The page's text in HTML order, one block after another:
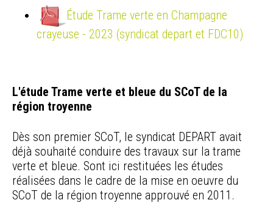
Étude Trame verte en Champagne
crayeuse - 2023 (syndicat depart et FDC10)
L'étude Trame verte et bleue du SCoT de la
région troyenne
Dès son premier SCoT, le syndicat DEPART avait
déjà souhaité conduire des travaux sur la trame
verte et bleue. Sont ici restituées les études
réalisées dans le cadre de la mise en oeuvre du
SCoT de la région troyenne approuvé en 2011.